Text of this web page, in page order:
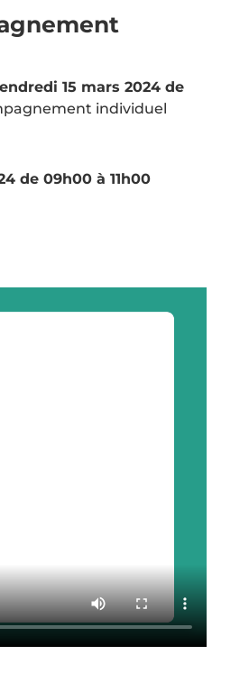
15 mars 2024 de
individuel
de 09h00 à 11h00